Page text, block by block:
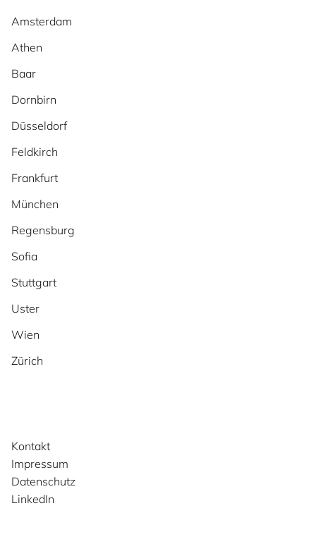
Amsterdam
Athen
Baar
Dornbirn
Düsseldorf
Feldkirch
Frankfurt
München
Regensburg
Sofia
Stuttgart
Uster
Wien
Zürich
Kontakt
Impressum
Datenschutz
LinkedIn